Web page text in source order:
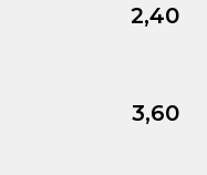
2,40
3,60